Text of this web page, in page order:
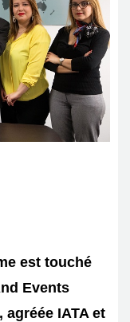
est touché
Events
IATA et